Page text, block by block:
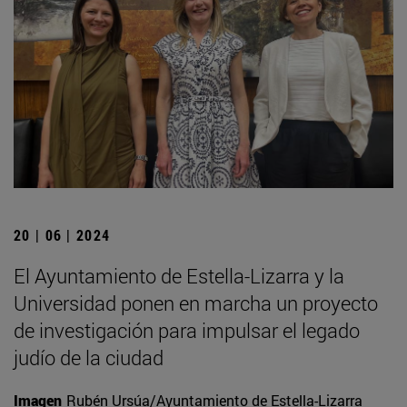
20 | 06 | 2024
El Ayuntamiento de Estella-Lizarra y la
Universidad ponen en marcha un proyecto
de investigación para impulsar el legado
judío de la ciudad
Imagen Rubén Ursúa/Ayuntamiento de Estella-Lizarra